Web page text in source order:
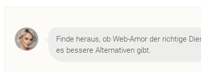
Finde heraus, ob Web-Amor der richtige
es bessere Alternativen gibt.